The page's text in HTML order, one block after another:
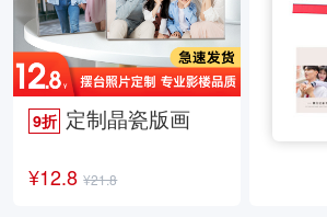
9折 定制晶瓷版画
¥12.8 ¥21.8